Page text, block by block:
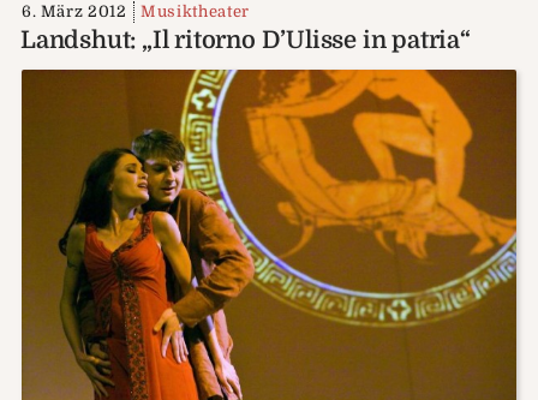
6. März 2012 Musiktheater
Landshut: „Il ritorno D’Ulisse in patria“